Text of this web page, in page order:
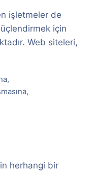
işletmeler de
için
Web siteleri,
herhangi bir